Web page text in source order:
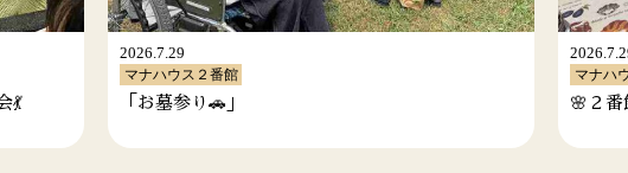
🌸２番館🌸 「ナイトマナカフェ🎋」